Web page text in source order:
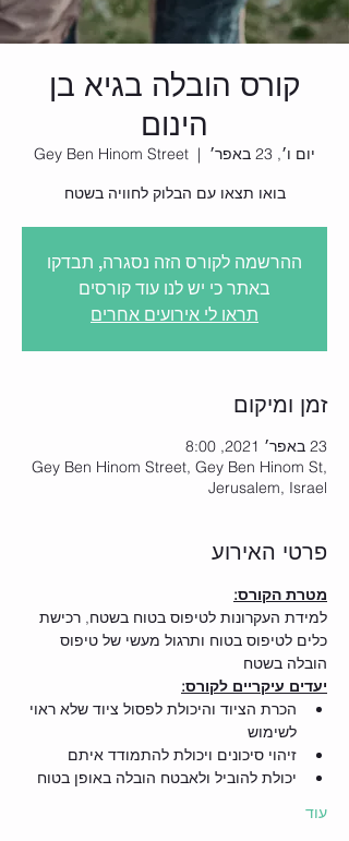
קורס הובלה בגיא בן
הינום
יום ו׳, 23 באפר׳
  |
Gey Ben Hinom Street
בואו תצאו עם הבלוק לחוויה בשטח
ההרשמה לקורס הזה נסגרה, תבדקו
באתר כי יש לנו עוד קורסים
תראו לי אירועים אחרים
זמן ומיקום
23 באפר׳ 2021, 8:00
Gey Ben Hinom Street, Gey Ben Hinom St,
Jerusalem, Israel
פרטי האירוע
מטרת הקורס:
למידת העקרונות לטיפוס בטוח בשטח, רכישת
כלים לטיפוס בטוח ותרגול מעשי של טיפוס
הובלה בשטח
יעדים עיקריים לקורס:
הכרת הציוד והיכולת לפסול ציוד שלא ראוי
לשימוש
זיהוי סיכונים ויכולת להתמודד איתם
יכולת להוביל ולאבטח הובלה באופן בטוח
עוד